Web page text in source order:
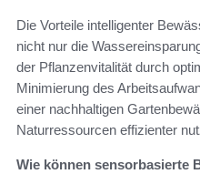
Die Vorteile intelligenter
nicht nur die
der Pflanzenvitalität durch
Minimierung des
einer nachhaltigen
Naturressourcen effizienter
Wie können sensorbasierte